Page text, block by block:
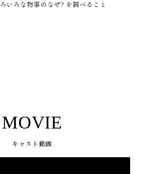
ろいろな物事のなぜ? を調べること
MOVIE
キャスト動画